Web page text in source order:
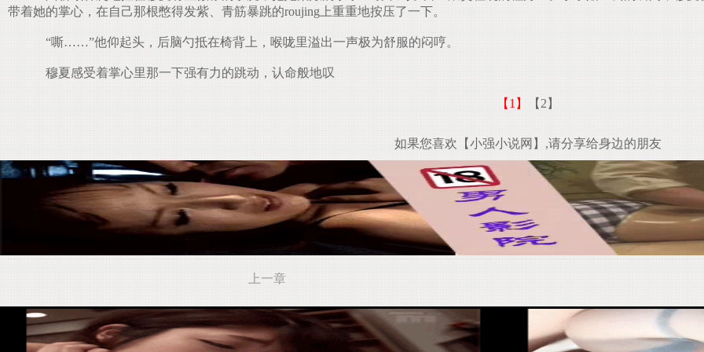
带着她的掌心，在自己那根憋得发紫、青筋暴跳的roujing上重重地按压了一下。
“嘶……”他仰起头，后脑勺抵在椅背上，喉咙里溢出一声极为舒服的闷哼。
穆夏感受着掌心里那一下强有力的跳动，认命般地叹
【1】 【2】
如果您喜欢【小强小说网】,请分享给身边的朋友
上一章